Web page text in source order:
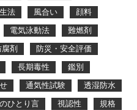
法 風合い
顔料
電気泳動法
難燃剤
剤
防災・安全評価
長期毒性
鑑別
通気性試験
透湿防水
ひとり言 視認性
規格